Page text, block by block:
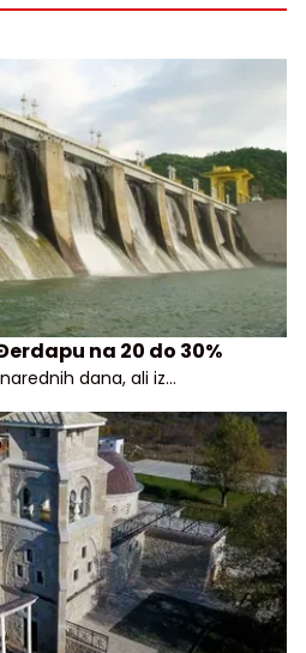
na 20 do 30%
dana, ali iz
da građani i privreda